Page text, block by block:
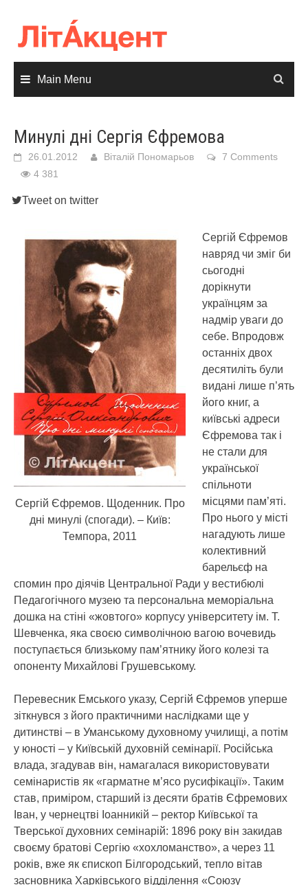
content
Main Menu
Минулі дні Сергія Єфремова
26.01.2012 Віталій Пономарьов
7 Comments
4 381
Tweet on twitter
Сергій Єфремов. Щоденник. Про
дні минулі (спогади). – Київ:
Темпора, 2011
Сергій Єфремов
навряд чи зміг би
сьогодні
дорікнути
українцям за
надмір уваги до
себе. Впродовж
останніх двох
десятиліть були
видані лише п’ять
його книг, а
київські адреси
Єфремова так і
не стали для
української
спільноти
місцями пам’яті.
Про нього у місті
нагадують лише
колективний
барельєф на
спомин про діячів Центральної Ради у вестибюлі
Педагогічного музею та персональна меморіальна
дошка на стіні «жовтого» корпусу університету ім. Т.
Шевченка, яка своєю символічною вагою вочевидь
поступається близькому пам’ятнику його колезі та
опоненту Михайлові Грушевському.
Перевесник Емського указу, Сергій Єфремов уперше
зіткнувся з його практичними наслідками ще у
дитинстві – в Уманському духовному училищі, а потім
у юності – у Київській духовній семінарії. Російська
влада, згадував він, намагалася використовувати
семінаристів як «гарматне м’ясо русифікації». Таким
став, приміром, старший із десяти братів Єфремових
Іван, у чернецтві Іоанникій – ректор Київської та
Тверської духовних семінарій: 1896 року він закидав
своєму братові Сергію «хохломанство», а через 11
років, вже як єпископ Білгородський, тепло вітав
засновника Харківського відділення «Союзу